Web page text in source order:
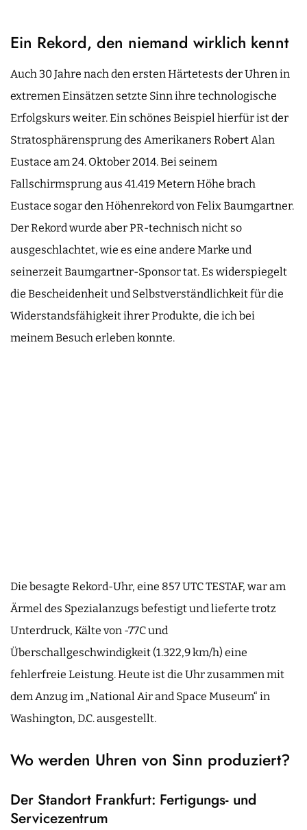
Ein Rekord, den niemand wirklich kennt
Auch 30 Jahre nach den ersten Härtetests der Uhren in
extremen Einsätzen setzte Sinn ihre technologische
Erfolgskurs weiter. Ein schönes Beispiel hierfür ist der
Stratosphärensprung des Amerikaners Robert Alan
Eustace am 24. Oktober 2014. Bei seinem
Fallschirmsprung aus 41.419 Metern Höhe brach
Eustace sogar den Höhenrekord von Felix Baumgartner.
Der Rekord wurde aber PR-technisch nicht so
ausgeschlachtet, wie es eine andere Marke und
seinerzeit Baumgartner-Sponsor tat. Es widerspiegelt
die Bescheidenheit und Selbstverständlichkeit für die
Widerstandsfähigkeit ihrer Produkte, die ich bei
meinem Besuch erleben konnte.
Die besagte Rekord-Uhr, eine 857 UTC TESTAF, war am
Ärmel des Spezialanzugs befestigt und lieferte trotz
Unterdruck, Kälte von -77C und
Überschallgeschwindigkeit (1.322,9 km/h) eine
fehlerfreie Leistung. Heute ist die Uhr zusammen mit
dem Anzug im „National Air and Space Museum“ in
Washington, D.C. ausgestellt.
Wo werden Uhren von Sinn produziert?
Der Standort Frankfurt: Fertigungs- und
Servicezentrum